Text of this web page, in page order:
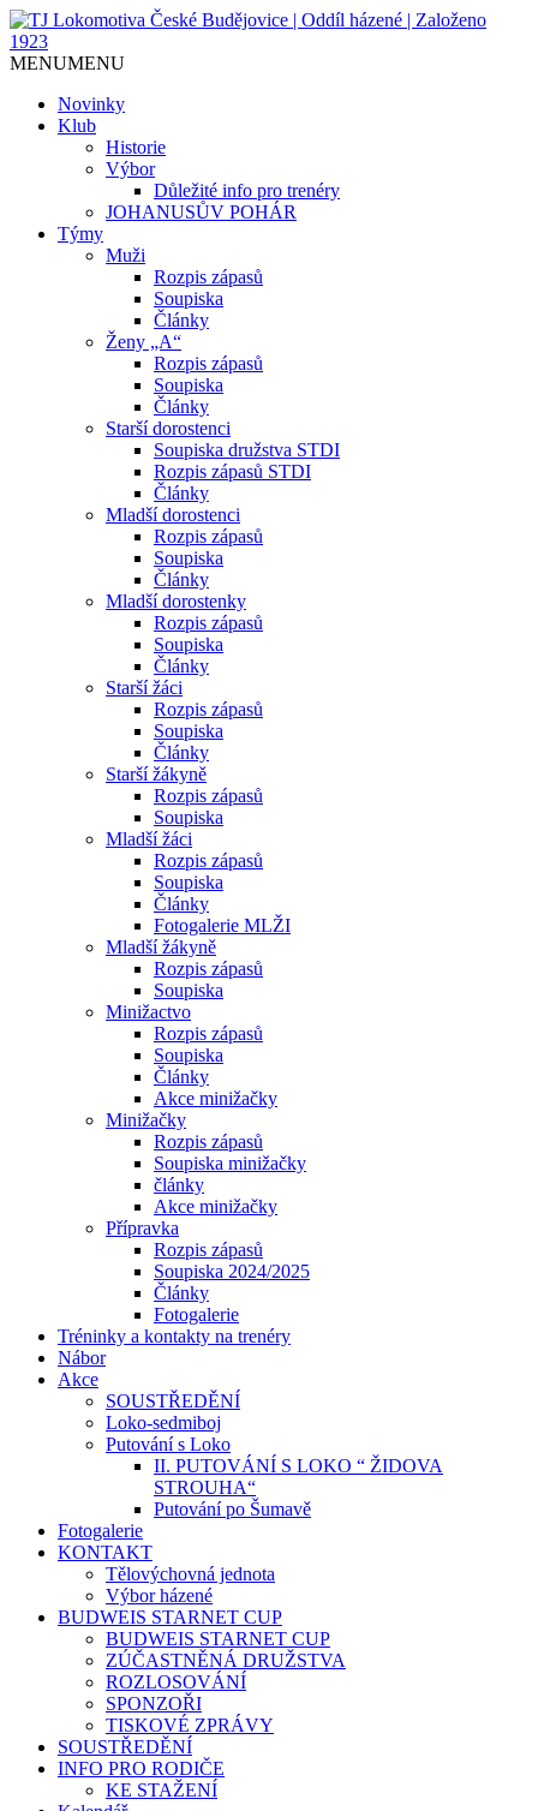
TJ Lokomotiva České
Budějovice | Oddíl házené |
Založeno 1923
Jediný házenkářský klub v Českých
MENUMENU
Novinky
Klub
Historie
Výbor
Důležité info pro trenéry
JOHANUSŮV POHÁR
Týmy
Muži
Rozpis zápasů
Soupiska
Články
Ženy „A“
Rozpis zápasů
Soupiska
Články
Starší dorostenci
Soupiska družstva STDI
Rozpis zápasů STDI
Články
Mladší dorostenci
Rozpis zápasů
Soupiska
Články
Mladší dorostenky
Rozpis zápasů
Soupiska
Články
Starší žáci
Rozpis zápasů
Soupiska
Články
Starší žákyně
Rozpis zápasů
Soupiska
Mladší žáci
Rozpis zápasů
Soupiska
Články
Fotogalerie MLŽI
Mladší žákyně
Rozpis zápasů
Soupiska
Minižactvo
Rozpis zápasů
Soupiska
Články
Akce minižačky
Minižačky
Rozpis zápasů
Soupiska minižačky
články
Akce minižačky
Přípravka
Rozpis zápasů
Soupiska 2024/2025
Články
Fotogalerie
Tréninky a kontakty na trenéry
Nábor
Akce
SOUSTŘEDĚNÍ
Loko-sedmiboj
Putování s Loko
II. PUTOVÁNÍ S LOKO “ ŽIDOVA
STROUHA“
Putování po Šumavě
Fotogalerie
KONTAKT
Tělovýchovná jednota
Výbor házené
BUDWEIS STARNET CUP
BUDWEIS STARNET CUP
ZÚČASTNĚNÁ DRUŽSTVA
ROZLOSOVÁNÍ
SPONZOŘI
TISKOVÉ ZPRÁVY
SOUSTŘEDĚNÍ
INFO PRO RODIČE
KE STAŽENÍ